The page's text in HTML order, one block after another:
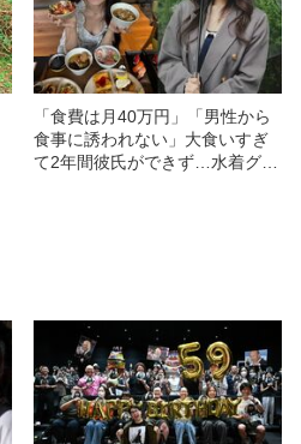
「食費は月40万円」「男性から
食事に誘われない」大食いすぎ
て2年間彼氏ができず…水着グラ